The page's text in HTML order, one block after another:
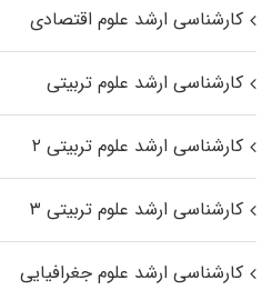
کارشناسی ارشد علوم اقتصادی
کارشناسی ارشد علوم تربیتی
کارشناسی ارشد علوم تربیتی ۲
کارشناسی ارشد علوم تربیتی ۳
کارشناسی ارشد علوم جغرافیایی